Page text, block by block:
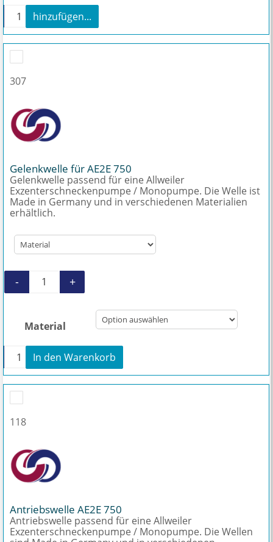
Reparatur Kit Stator + Rotor AE2E 750 Menge
+
hinzufügen...
307
Gelenkwelle für AE2E 750
Gelenkwelle passend für eine Allweiler
Exzenterschneckenpumpe / Monopumpe. Die Welle ist
Made in Germany und in verschiedenen Materialien
erhältlich.
Gelenkwelle für AE2E 750 Menge
- +
Material
Gelenkwelle für AE2E 750 Menge
+
In den Warenkorb
118
Antriebswelle AE2E 750
Antriebswelle passend für eine Allweiler
Exzenterschneckenpumpe / Monopumpe. Die Wellen